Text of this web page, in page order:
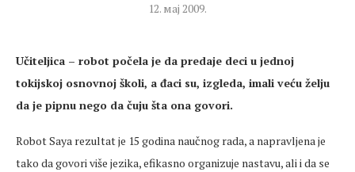
12. мај 2009.
Učiteljica – robot počela je da predaje deci u jednoj
tokijskoj osnovnoj školi, a đaci su, izgleda, imali veću želju
da je pipnu nego da čuju šta ona govori.
Robot Saya rezultat je 15 godina naučnog rada, a napravljena je
tako da govori više jezika, efikasno organizuje nastavu, ali i da se